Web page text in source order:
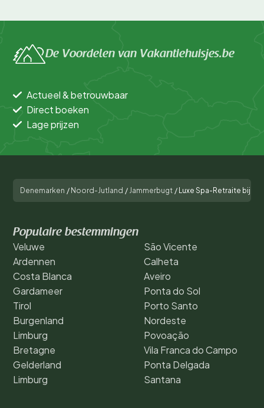
De Voordelen van Vakantiehuisjes.be
Actueel & betrouwbaar
Direct boeken
Lage prijzen
Denemarken / Noord-Jutland / Jammerbugt / Luxe Spa-Retraite bij
Populaire bestemmingen
Veluwe
Ardennen
Costa Blanca
Gardameer
Tirol
Burgenland
Limburg
Bretagne
Gelderland
Limburg
São Vicente
Calheta
Aveiro
Ponta do Sol
Porto Santo
Nordeste
Povoação
Vila Franca do Campo
Ponta Delgada
Santana